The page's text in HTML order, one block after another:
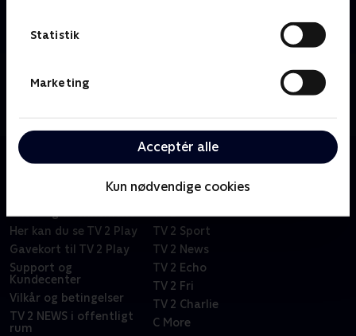
Statistik
Marketing
Acceptér alle
Kun nødvendige cookies
Om Cykling - Højdepunkter
Se højdepunkter fra de største klassikere, endagsløb,
Priser og abonnement
Her kan du se TV 2 Play
Gavekort til TV 2 Play
Support og
Kundecenter
Vilkår og betingelser
TV 2 NEWS i offentligt
rum
Kanaler
TV 2
TV 2 Sport
TV 2 News
TV 2 Echo
TV 2 Fri
TV 2 Charlie
C More